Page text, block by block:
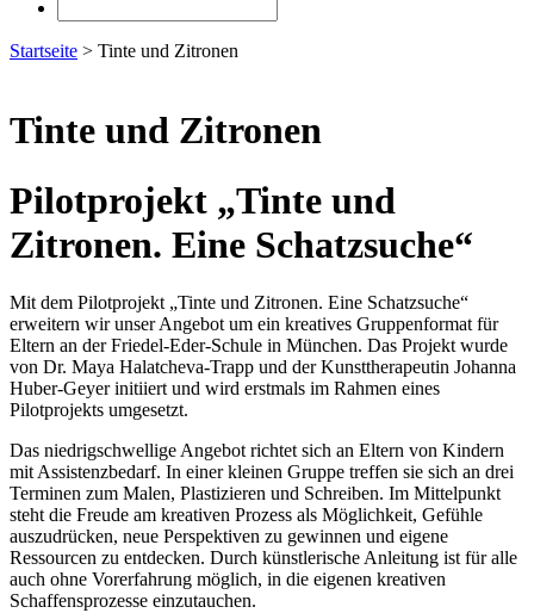
Startseite > Tinte und Zitronen
Tinte und Zitronen
Pilotprojekt „Tinte und
Zitronen. Eine Schatzsuche“
Mit dem Pilotprojekt „Tinte und Zitronen. Eine Schatzsuche“
erweitern wir unser Angebot um ein kreatives Gruppenformat für
Eltern an der Friedel-Eder-Schule in München. Das Projekt wurde
von Dr. Maya Halatcheva-Trapp und der Kunsttherapeutin Johanna
Huber-Geyer initiiert und wird erstmals im Rahmen eines
Pilotprojekts umgesetzt.
Das niedrigschwellige Angebot richtet sich an Eltern von Kindern
mit Assistenzbedarf. In einer kleinen Gruppe treffen sie sich an drei
Terminen zum Malen, Plastizieren und Schreiben. Im Mittelpunkt
steht die Freude am kreativen Prozess als Möglichkeit, Gefühle
auszudrücken, neue Perspektiven zu gewinnen und eigene
Ressourcen zu entdecken. Durch künstlerische Anleitung ist für alle
auch ohne Vorerfahrung möglich, in die eigenen kreativen
Schaffensprozesse einzutauchen.